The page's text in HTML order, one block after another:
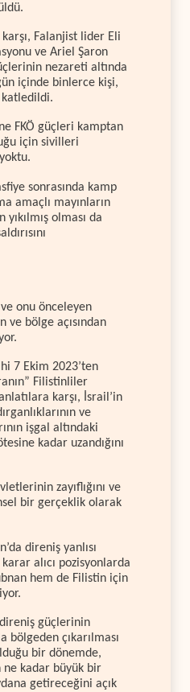
Falanjist lider Eli
ve Ariel Şaron
nezareti altında
içinde binlerce kişi,
FKÖ güçleri kamptan
için sivilleri
sonrasında kamp
amaçlı mayınların
yıkılmış olması da
onu önceleyen
ve bölge açısından
7 Ekim 2023’ten
Filistinliler
karşı, İsrail’in
ve
işgal altındaki
kadar uzandığını
zayıflığını ve
bir gerçeklik olarak
direniş yanlısı
alıcı pozisyonlarda
hem de Filistin için
direniş güçlerinin
bölgeden çıkarılması
bir dönemde,
kadar büyük bir
getireceğini açık